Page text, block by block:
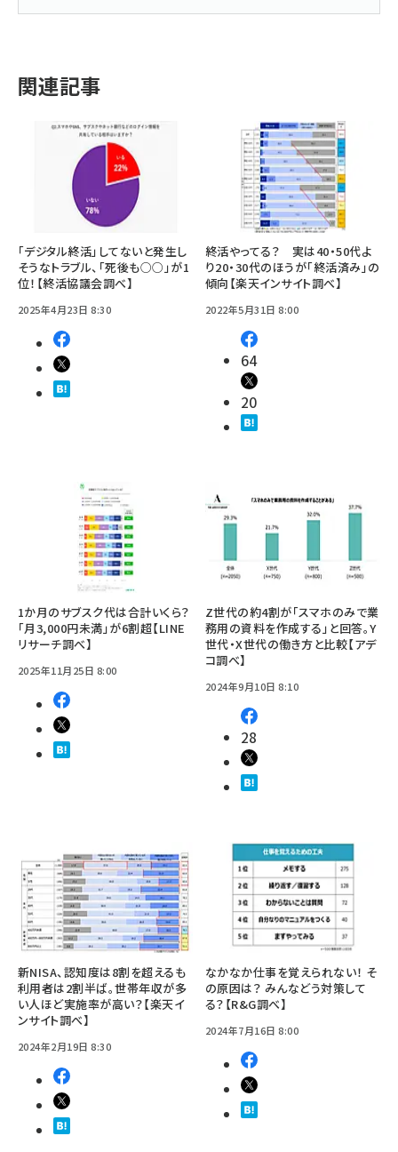
関連記事
「デジタル終活」してないと発生し
そうなトラブル、「死後も○○」が1
位！【終活協議会調べ】
2025年4月23日 8:30
終活やってる？ 実は40・50代よ
り20・30代のほうが「終活済み」の
傾向【楽天インサイト調べ】
2022年5月31日 8:00
64
20
1か月のサブスク代は合計いくら？
「月3,000円未満」が6割超【LINE
リサーチ調べ】
2025年11月25日 8:00
Z世代の約4割が「スマホのみで業
務用の資料を作成する」と回答。Y
世代・X世代の働き方と比較【アデ
コ調べ】
2024年9月10日 8:10
28
新NISA、認知度は8割を超えるも
利用者は2割半ば。世帯年収が多
い人ほど実施率が高い？【楽天イ
ンサイト調べ】
2024年2月19日 8:30
なかなか仕事を覚えられない！ そ
の原因は？ みんなどう対策して
る？【R&G調べ】
2024年7月16日 8:00